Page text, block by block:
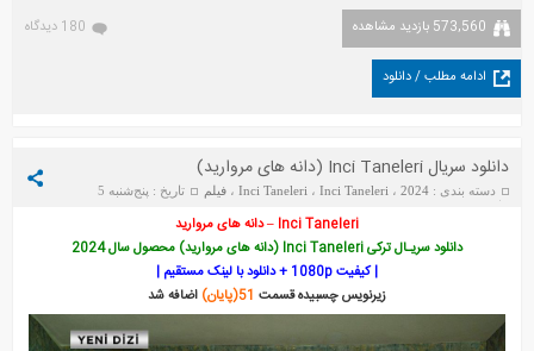
573,560 بازدید مشاهده 180 دیدگاه
ادامه مطلب / دانلود
دانلود سریال Inci Taneleri (دانه های مروارید)
دسته بندی :2024 ، Inci Taneleri ، Inci Taneleri ،فیلم
تاریخ : پنج‌شنبه 5
مارس 2026
Inci Taneleri – دانه های مروارید
دانلود سریـال ترکی Inci Taneleri (دانه های مروارید) محصول سال 2024
| کیفیت 1080p + دانلود با لینک مستقیم |
زیرنویس چسبیده قسمت
اضافه شد